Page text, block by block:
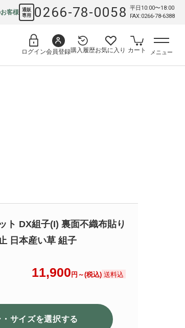
客様 通販
専用
0266-78-0058
平日10:00〜18:00
FAX:0266-78-6388
ログイン会員登録購入履歴お気に入り カート メニュー
ト DX組子(I) 裏面不織布貼り
日本産い草 組子
11,900 円～(税込) 送料込
・サイズを選択する